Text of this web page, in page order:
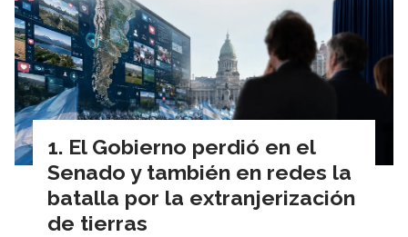
El Gobierno perdió en el
Senado y también en redes la
batalla por la extranjerización
de tierras